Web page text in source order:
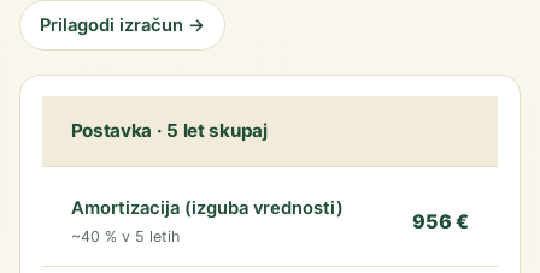
Prilagodi izračun →
Postavka · 5 let skupaj
Amortizacija (izguba vrednosti)
~40 % v 5 letih
956 €